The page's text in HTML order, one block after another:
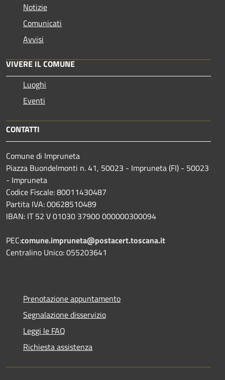
Notizie
Comunicati
Avvisi
VIVERE IL COMUNE
Luoghi
Eventi
CONTATTI
Comune di Impruneta
Piazza Buondelmonti n. 41, 50023 - Impruneta (FI) - 50023
- Impruneta
Codice Fiscale: 80011430487
Partita IVA: 00628510489
IBAN: IT 52 V 01030 37900 000000300094
PEC:comune.impruneta@postacert.toscana.it
Centralino Unico: 055203641
Prenotazione appuntamento
Segnalazione disservizio
Leggi le FAQ
Richiesta assistenza